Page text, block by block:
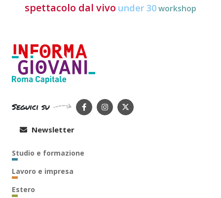
spettacolo dal vivo under 30workshop
Seguici su
Newsletter
Studio e formazione
Lavoro e impresa
Estero